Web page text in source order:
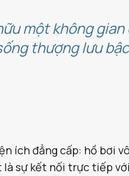
một không gian
thượng lưu
ích đẳng cấp: hồ bơi
là sự kết nối trực tiếp